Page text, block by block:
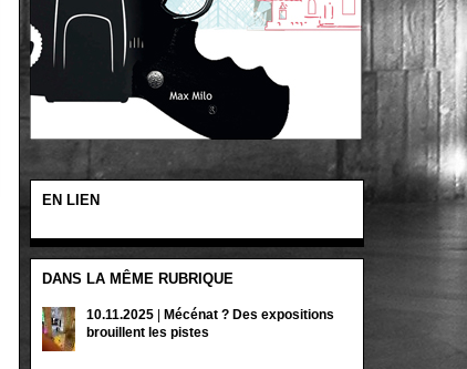
EN LIEN
DANS LA MÊME RUBRIQUE
10.11.2025
Mécénat ? Des expositions
brouillent les pistes